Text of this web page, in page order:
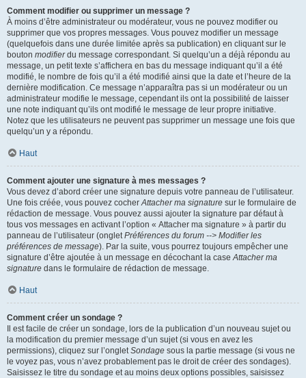
Comment modifier ou supprimer un message ?
À moins d’être administrateur ou modérateur, vous ne pouvez modifier ou
supprimer que vos propres messages. Vous pouvez modifier un message
(quelquefois dans une durée limitée après sa publication) en cliquant sur le
bouton modifierdu message correspondant. Si quelqu’un a déjà répondu au
message, un petit texte s’affichera en bas du message indiquant qu’il a été
modifié, le nombre de fois qu’il a été modifié ainsi que la date et l’heure de la
dernière modification. Ce message n’apparaîtra pas si un modérateur ou un
administrateur modifie le message, cependant ils ont la possibilité de laisser
une note indiquant qu’ils ont modifié le message de leur propre initiative.
Notez que les utilisateurs ne peuvent pas supprimer un message une fois que
quelqu’un y a répondu.
Haut
Comment ajouter une signature à mes messages ?
Vous devez d’abord créer une signature depuis votre panneau de l’utilisateur.
Une fois créée, vous pouvez cocherAttacher ma signature sur le formulaire de
rédaction de message. Vous pouvez aussi ajouter la signature par défaut à
tous vos messages en activant l’option « Attacher ma signature » à partir du
panneau de l’utilisateur (ongletPréférences du forum --> Modifier les
préférences de message). Par la suite, vous pourrez toujours empêcher une
signature d’être ajoutée à un message en décochant la caseAttacher ma
signature dans le formulaire de rédaction de message.
Haut
Comment créer un sondage ?
Il est facile de créer un sondage, lors de la publication d’un nouveau sujet ou
la modification du premier message d’un sujet (si vous en avez les
permissions), cliquez sur l’ongletSondage sous la partie message (si vous ne
le voyez pas, vous n’avez probablement pas le droit de créer des sondages).
Saisissez le titre du sondage et au moins deux options possibles, saisissez